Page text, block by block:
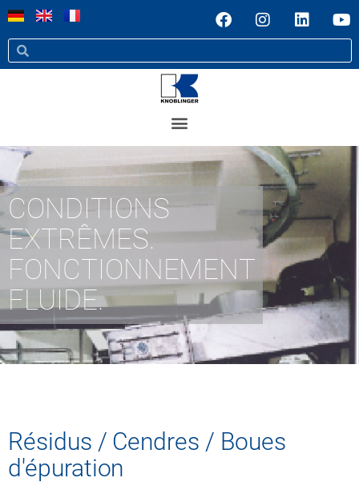
CONDITIONS
EXTRÊMES.
FONCTIONNEMENT
FLUIDE.
Résidus / Cendres / Boues
d'épuration